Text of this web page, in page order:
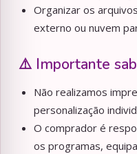
Organizar os
externo ou nuvem
⚠️ Importante
Não realizamos
personalização
O comprador é
os programas,